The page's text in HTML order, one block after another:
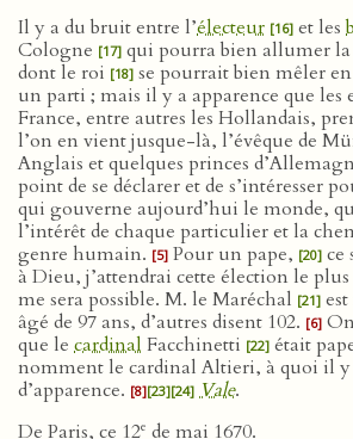
Il y a du bruit entre l’électeur [16] et les
Cologne [17] qui pourra bien allumer
dont le roi [18] se pourrait bien mêler
un parti ; mais il y a apparence que les
France, entre autres les Hollandais,
l’on en vient jusque-là, l’évêque de
Anglais et quelques princes
point de se déclarer et de s’intéresser
qui gouverne aujourd’hui le monde,
l’intérêt de chaque particulier et la
genre humain. [5] Pour un pape, [20] ce
à Dieu, j’attendrai cette élection le
me sera possible. M. le Maréchal [21]
âgé de 97 ans, d’autres disent 102. [6]
que le cardinal Facchinetti [22] était
nomment le cardinal Altieri, à quoi il y
d’apparence. [8][23][24] Vale.
De Paris, ce 12e de mai 1670.